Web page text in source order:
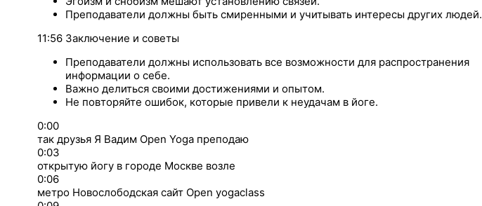
Преподаватели должны быть смиренными и учитывать интересы других людей.
11:56 Заключение и советы
Преподаватели должны использовать все возможности для распространения
информации о себе.
Важно делиться своими достижениями и опытом.
Не повторяйте ошибок, которые привели к неудачам в йоге.
0:00
так друзья Я Вадим Open Yoga преподаю
0:03
открытую йогу в городе Москве возле
0:06
метро Новослободская сайт Open yogaclass